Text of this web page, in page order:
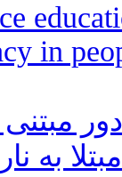
in
مبتنی
به